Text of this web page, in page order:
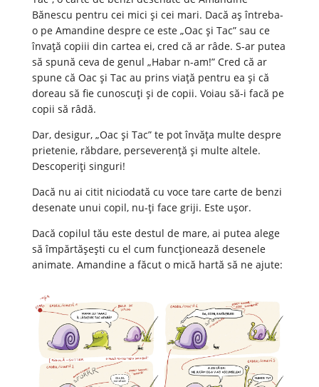
Bănescu pentru cei mici și cei mari. Dacă aș întreba-
o pe Amandine despre ce este „Oac și Tac” sau ce
învață copiii din cartea ei, cred că ar râde. S-ar putea
să spună ceva de genul „Habar n-am!” Cred că ar
spune că Oac și Tac au prins viață pentru ea și că
doreau să fie cunoscuți și de copii. Voiau să-i facă pe
copii să râdă.
Dar, desigur, „Oac și Tac” te pot învăța multe despre
prietenie, răbdare, perseverență și multe altele.
Descoperiți singuri!
Dacă nu ai citit niciodată cu voce tare carte de benzi
desenate unui copil, nu-ți face griji. Este ușor.
Dacă copilul tău este destul de mare, ai putea alege
să împărtășești cu el cum funcționează desenele
animate. Amandine a făcut o mică hartă să ne ajute: